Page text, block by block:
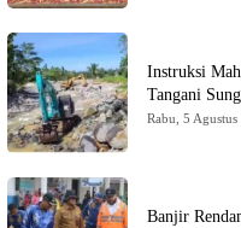
Instruksi
Tangani
Rabu, 5
Banjir